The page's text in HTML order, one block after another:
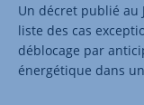
Un décret publié au
liste des cas
déblocage par
énergétique dans